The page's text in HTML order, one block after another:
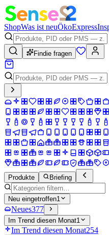
ShopWas ist neuÖkoExpress
Findie fragen
Produkte Briefing
Neu eingetroffen1
Neues377
Im Trend diesen Monat1
Im Trend diesen Monat254